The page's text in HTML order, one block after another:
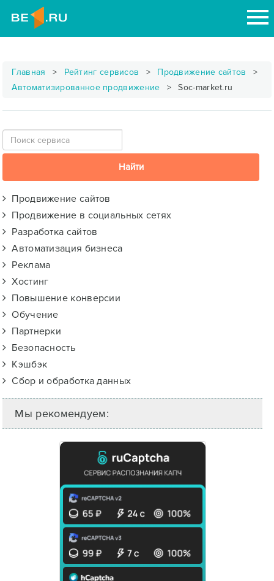
Главная Рейтинг сервисов
Продвижение сайтов
Автоматизированное продвижение
Soc-market.ru
Продвижение сайтов
Продвижение в социальных сетях
Разработка сайтов
Автоматизация бизнеса
Реклама
Хостинг
Повышение конверсии
Обучение
Партнерки
Безопасность
Кэшбэк
Сбор и обработка данных
Мы рекомендуем: